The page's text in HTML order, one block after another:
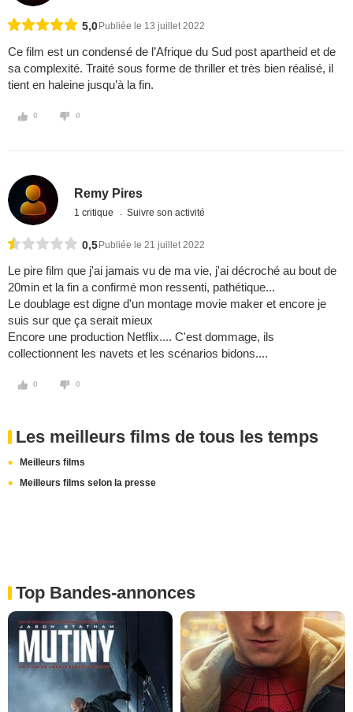
5,0 Publiée le 13 juillet 2022
Ce film est un condensé de l’Afrique du Sud post apartheid et de
sa complexité. Traité sous forme de thriller et très bien réalisé, il
tient en haleine jusqu’à la fin.
0 0
Remy Pires
1 critique Suivre son activité
0,5 Publiée le 21 juillet 2022
Le pire film que j'ai jamais vu de ma vie, j'ai décroché au bout de
20min et la fin a confirmé mon ressenti, pathétique...
Le doublage est digne d'un montage movie maker et encore je
suis sur que ça serait mieux
Encore une production Netflix.... C'est dommage, ils
collectionnent les navets et les scénarios bidons....
0 0
Les meilleurs films de tous les temps
Meilleurs films
Meilleurs films selon la presse
Top Bandes-annonces